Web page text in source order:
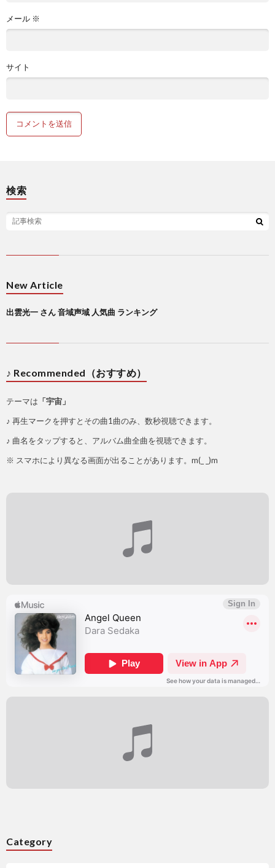
メール ※
サイト
検索
New Article
出雲光一 さん 音域声域 人気曲 ランキング
♪ Recommended（おすすめ）
テーマは 「宇宙」
♪ 再生マークを押すとその曲1曲のみ、数秒視聴できます。
♪ 曲名をタップすると、アルバム曲全曲を視聴できます。
※ スマホにより異なる画面が出ることがあります。m(_ _)m
Category